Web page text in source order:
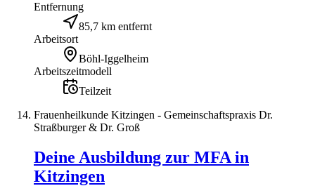
Entfernung
85,7 km entfernt
Arbeitsort
Böhl-Iggelheim
Arbeitszeitmodell
Teilzeit
Frauenheilkunde Kitzingen - Gemeinschaftspraxis Dr.
Straßburger & Dr. Groß
Deine Ausbildung zur MFA in
Kitzingen